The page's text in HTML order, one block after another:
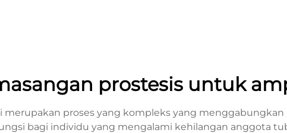
prostesis untuk
proses yang kompleks yang
bagi individu yang mengalami kehilangan anggota